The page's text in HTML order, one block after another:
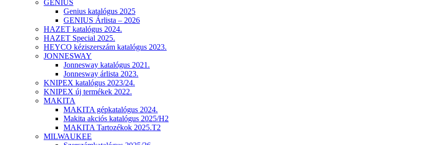
GENIUS
Genius katalógus 2025
GENIUS Árlista – 2026
HAZET katalógus 2024.
HAZET Special 2025.
HEYCO kéziszerszám katalógus 2023.
JONNESWAY
Jonnesway katalógus 2021.
Jonnesway árlista 2023.
KNIPEX katalógus 2023/24.
KNIPEX új termékek 2022.
MAKITA
MAKITA gépkatalógus 2024.
Makita akciós katalógus 2025/H2
MAKITA Tartozékok 2025.T2
MILWAUKEE